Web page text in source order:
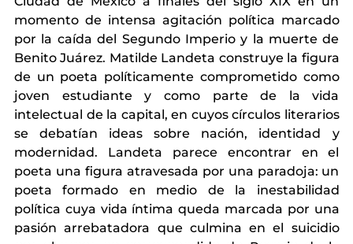
momento de intensa agitación política marcado
por la caída del Segundo Imperio y la muerte de
Benito Juárez. Matilde Landeta construye la figura
de un poeta políticamente comprometido como
joven estudiante y como parte de la vida
intelectual de la capital, en cuyos círculos literarios
se debatían ideas sobre nación, identidad y
modernidad. Landeta parece encontrar en el
poeta una figura atravesada por una paradoja: un
poeta formado en medio de la inestabilidad
política cuya vida íntima queda marcada por una
pasión arrebatadora que culmina en el suicidio